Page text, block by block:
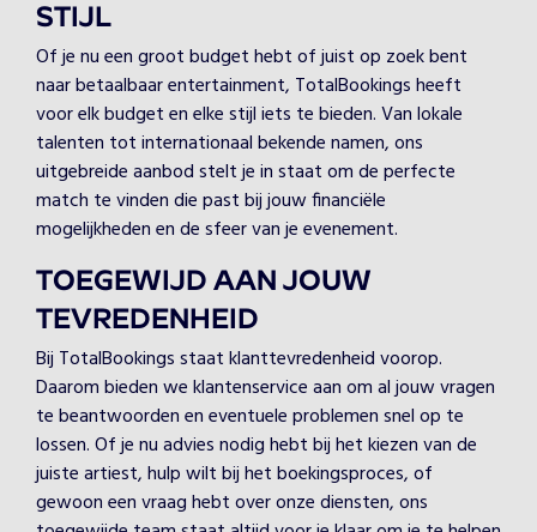
STIJL
Of je nu een groot budget hebt of juist op zoek bent
naar betaalbaar entertainment, TotalBookings heeft
voor elk budget en elke stijl iets te bieden. Van lokale
talenten tot internationaal bekende namen, ons
uitgebreide aanbod stelt je in staat om de perfecte
match te vinden die past bij jouw financiële
mogelijkheden en de sfeer van je evenement.
TOEGEWIJD AAN JOUW
TEVREDENHEID
Bij TotalBookings staat klanttevredenheid voorop.
Daarom bieden we klantenservice aan om al jouw vragen
te beantwoorden en eventuele problemen snel op te
lossen. Of je nu advies nodig hebt bij het kiezen van de
juiste artiest, hulp wilt bij het boekingsproces, of
gewoon een vraag hebt over onze diensten, ons